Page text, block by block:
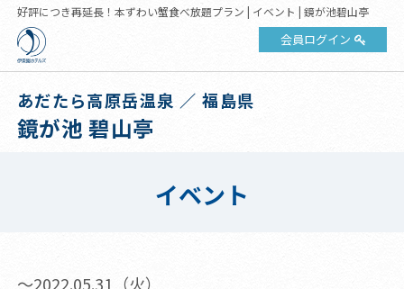
好評につき再延長！本ずわい蟹食べ放題プラン | イベント | 鏡が池碧山亭
会員ログイン
あだたら高原岳温泉 ／ 福島県
鏡が池 碧山亭
イベント
～2022.05.31（火）